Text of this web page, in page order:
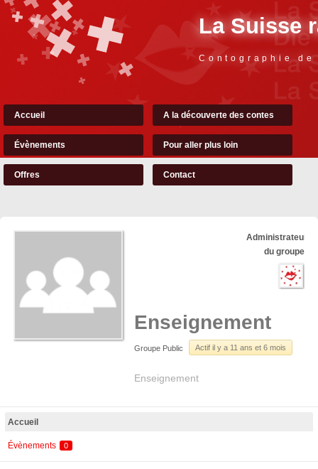
La Suisse
Contographie
Accueil A la découverte des contes
Évènements Pour aller plus loin
Offres Contact
Administrateurs
du groupe
Enseignement
Groupe Public Actif il y a 11 ans et 6 mois
Enseignement
Accueil
Évènements 0